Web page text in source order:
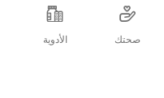
صحتك الأدوية